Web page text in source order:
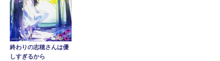
終わりの志穂さんは優
しすぎるから